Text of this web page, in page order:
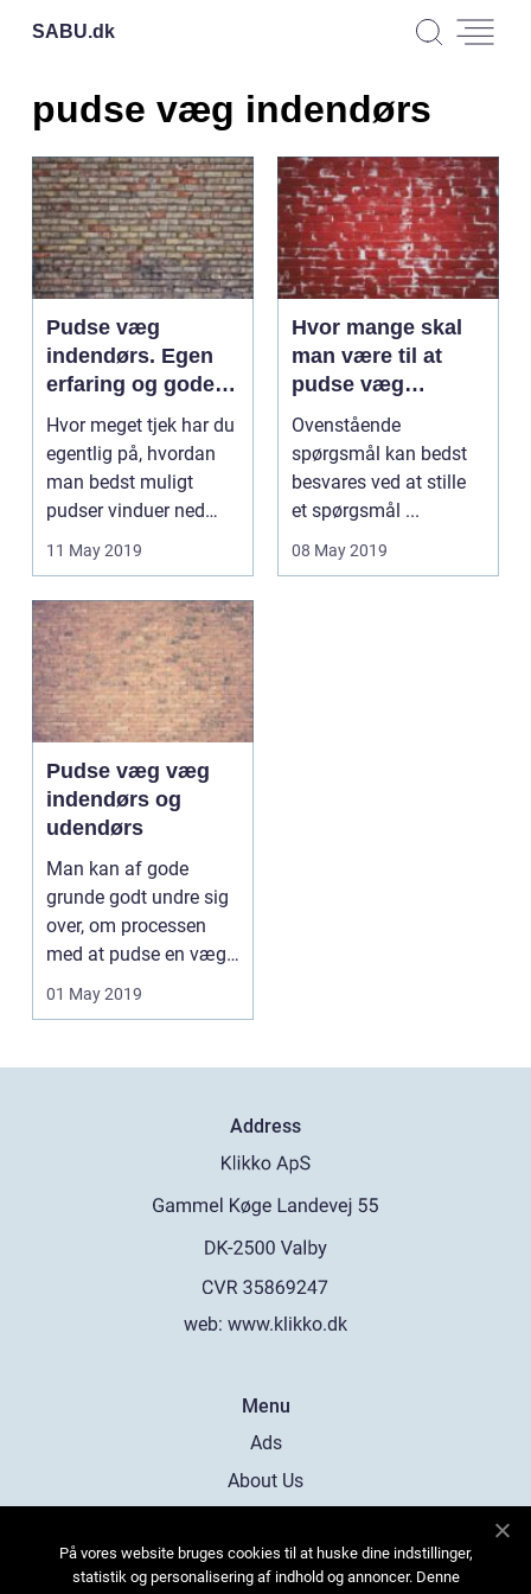
SABU.dk
pudse væg indendørs
Pudse væg
indendørs. Egen
erfaring og gode
råd
Hvor meget tjek har du
egentlig på, hvordan
man bedst muligt
pudser vinduer ned
indendø...
11 May 2019
Hvor mange skal
man være til at
pudse væg
indendørs?
Ovenstående
spørgsmål kan bedst
besvares ved at stille
et spørgsmål ...
08 May 2019
Pudse væg væg
indendørs og
udendørs
Man kan af gode
grunde godt undre sig
over, om processen
med at pudse en væge
ned indend&oslas...
01 May 2019
Address
web: www.klikko.dk
Menu
Ads
About Us
Contact
På vores website bruges cookies til at huske dine indstillinger,
statistik og personalisering af indhold og annoncer. Denne